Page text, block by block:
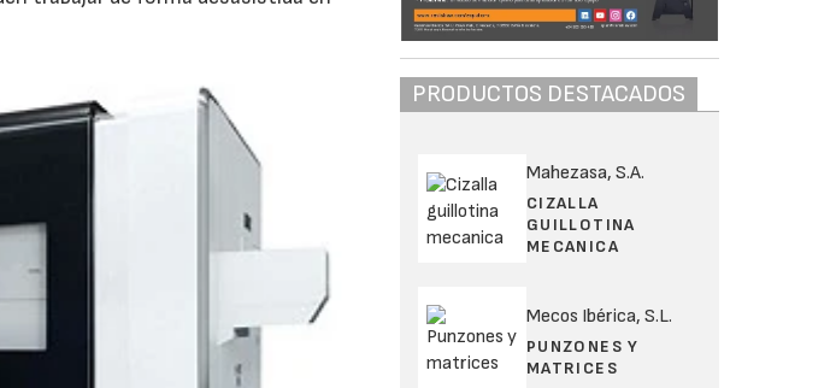
PRODUCTOS DESTACADOS
Mahezasa, S.A.
CIZALLA
GUILLOTINA
MECANICA
Mecos Ibérica, S.L.
PUNZONES Y
MATRICES